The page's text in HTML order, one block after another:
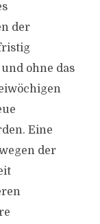
der
ohne das
Eine
der